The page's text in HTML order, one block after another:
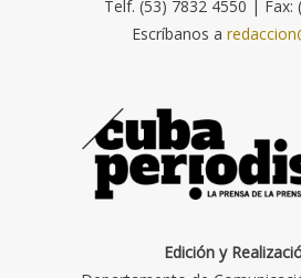
Telf. (53) 7832 4550 | Fax:
Escríbanos a
Edición y